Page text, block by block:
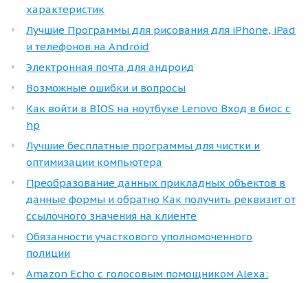
характеристик
Лучшие Программы для рисования для iPhone, iPad
и телефонов на Android
Электронная почта для андроид
Возможные ошибки и вопросы
Как войти в BIOS на ноутбуке Lenovo Вход в биос с
hp
Лучшие бесплатные программы для чистки и
оптимизации компьютера
Преобразование данных прикладных объектов в
данные формы и обратно Как получить реквизит от
ссылочного значения на клиенте
Обязанности участкового уполномоченного
полиции
Amazon Echo с голосовым помощником Alexa: